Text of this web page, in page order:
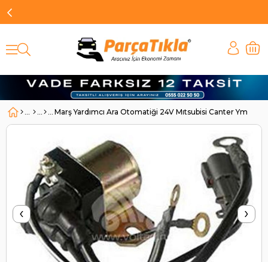
Marş Yardımcı Ara Otomatiği 24V Mıtsubisi Canter Ym |
‹ ›